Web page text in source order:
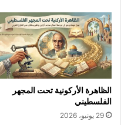
الظاهرة الأركونية تحت المجهر
الفلسطيني
29 يونيو، 2026